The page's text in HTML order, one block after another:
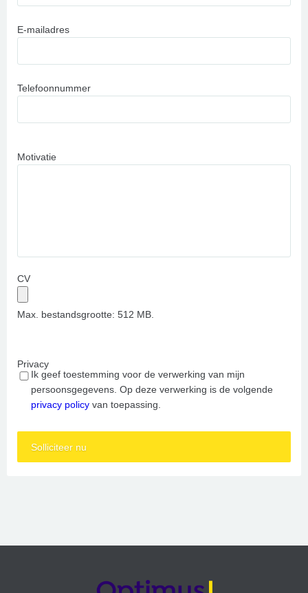
E-mailadres
Telefoonnummer
Motivatie
CV
Max. bestandsgrootte: 512 MB.
Privacy
Ik geef toestemming voor de verwerking van mijn
persoonsgegevens. Op deze verwerking is de volgende
privacy policy van toepassing.